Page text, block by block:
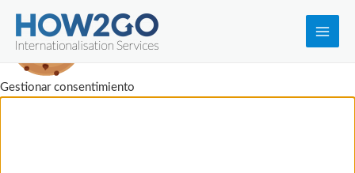
Gestionar consentimiento
Main